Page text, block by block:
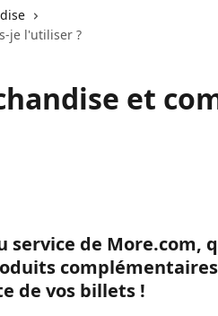
je l'utiliser ?
et
service de More.com,
complémentaires
de vos billets !